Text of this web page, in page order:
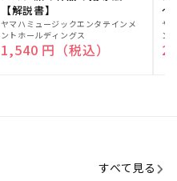
【解説書】
販
売
元:
ヤマハミュージックエンタテインメ
ントホールディングス
通常価格
1,540 円（税込）
～
販
売
元:
ヤ
ン
すべて見る